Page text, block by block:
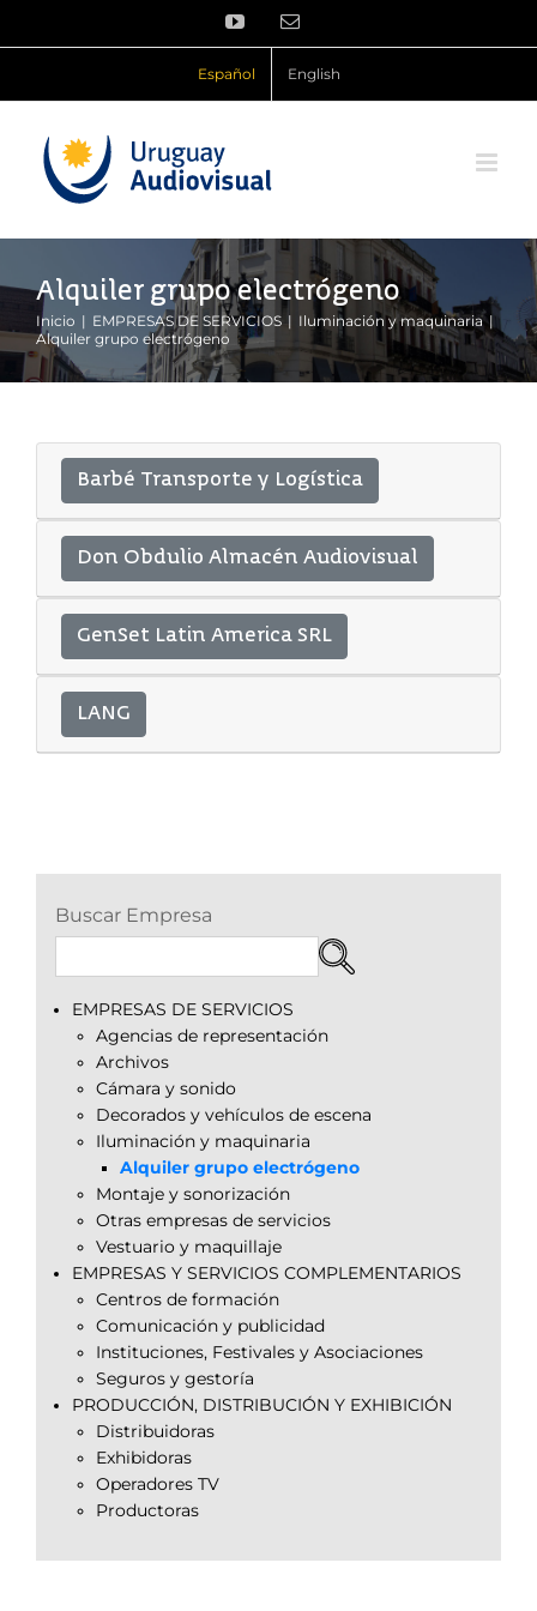
YouTubeCorreo
Español English
Alquiler grupo electrógeno
Inicio EMPRESAS DE SERVICIOS
Iluminación y maquinaria
Alquiler grupo electrógeno
Barbé Transporte y Logística
Don Obdulio Almacén Audiovisual
GenSet Latin America SRL
LANG
Buscar Empresa
EMPRESAS DE SERVICIOS
Agencias de representación
Archivos
Cámara y sonido
Decorados y vehículos de escena
Iluminación y maquinaria
Alquiler grupo electrógeno
Montaje y sonorización
Otras empresas de servicios
Vestuario y maquillaje
EMPRESAS Y SERVICIOS COMPLEMENTARIOS
Centros de formación
Comunicación y publicidad
Instituciones, Festivales y Asociaciones
Seguros y gestoría
PRODUCCIÓN, DISTRIBUCIÓN Y EXHIBICIÓN
Distribuidoras
Exhibidoras
Operadores TV
Productoras